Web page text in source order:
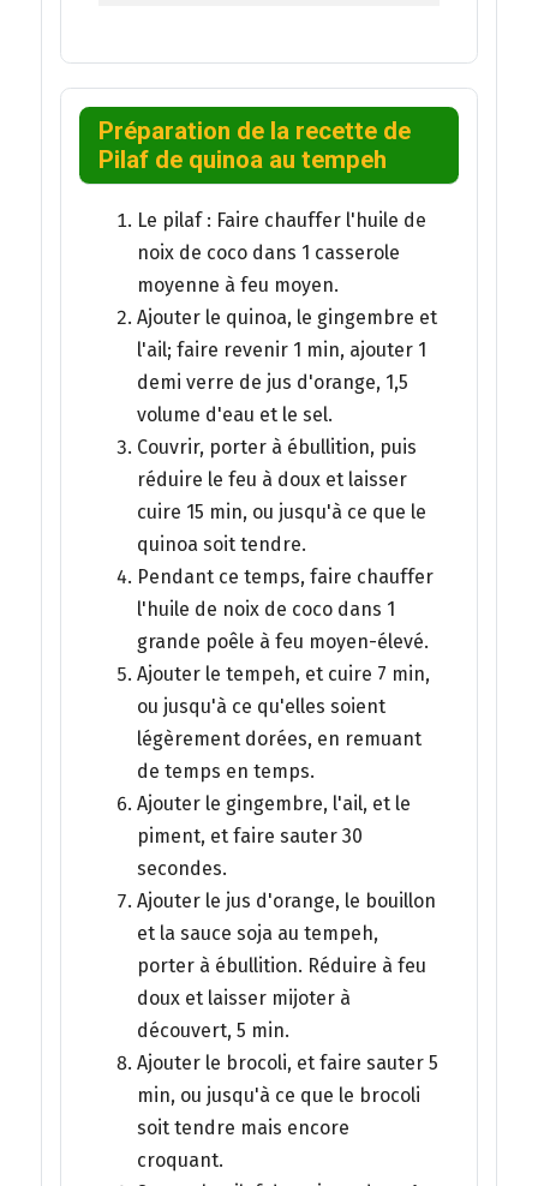
Préparation de la recette de
Pilaf de quinoa au tempeh
Le pilaf : Faire chauffer l'huile de
noix de coco dans 1 casserole
moyenne à feu moyen.
Ajouter le quinoa, le gingembre et
l'ail; faire revenir 1 min, ajouter 1
demi verre de jus d'orange, 1,5
volume d'eau et le sel.
Couvrir, porter à ébullition, puis
réduire le feu à doux et laisser
cuire 15 min, ou jusqu'à ce que le
quinoa soit tendre.
Pendant ce temps, faire chauffer
l'huile de noix de coco dans 1
grande poêle à feu moyen-élevé.
Ajouter le tempeh, et cuire 7 min,
ou jusqu'à ce qu'elles soient
légèrement dorées, en remuant
de temps en temps.
Ajouter le gingembre, l'ail, et le
piment, et faire sauter 30
secondes.
Ajouter le jus d'orange, le bouillon
et la sauce soja au tempeh,
porter à ébullition. Réduire à feu
doux et laisser mijoter à
découvert, 5 min.
Ajouter le brocoli, et faire sauter 5
min, ou jusqu'à ce que le brocoli
soit tendre mais encore
croquant.